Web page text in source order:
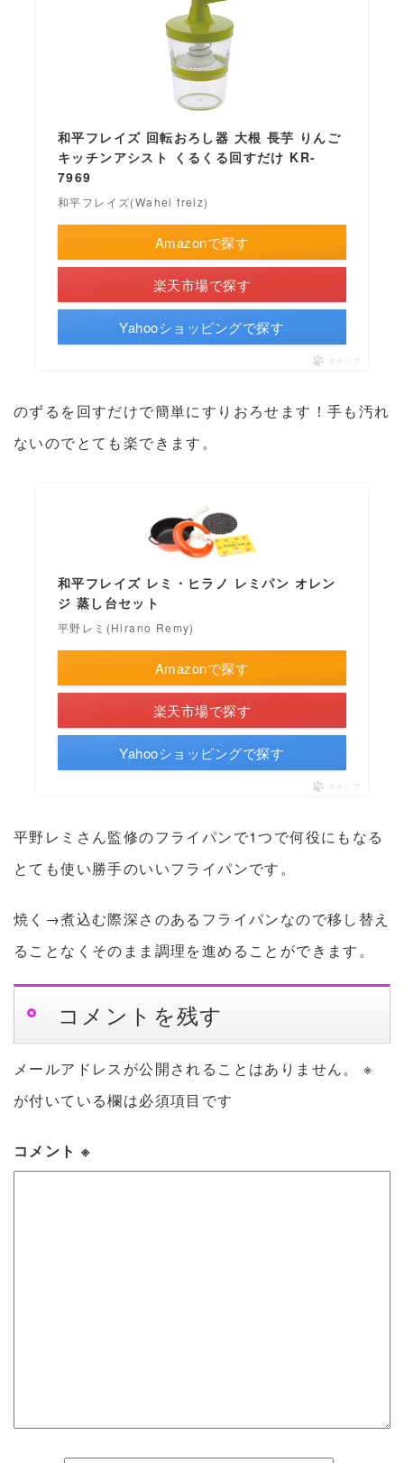
和平フレイズ 回転おろし器 大根 長芋 りんご
キッチンアシスト くるくる回すだけ KR-
7969
和平フレイズ(Wahei freiz)
Amazonで探す
楽天市場で探す
Yahooショッピングで探す
ポチップ
のずるを回すだけで簡単にすりおろせます！手も汚れ
ないのでとても楽できます。
和平フレイズ レミ・ヒラノ レミパン オレン
ジ 蒸し台セット
平野レミ(Hirano Remy)
Amazonで探す
楽天市場で探す
Yahooショッピングで探す
ポチップ
平野レミさん監修のフライパンで1つで何役にもなる
とても使い勝手のいいフライパンです。
焼く→煮込む際深さのあるフライパンなので移し替え
ることなくそのまま調理を進めることができます。
コメントを残す
メールアドレスが公開されることはありません。
※
が付いている欄は必須項目です
コメント ※